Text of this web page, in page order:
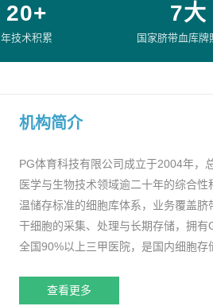
20+
年技术积累
7大
国家脐带血库牌
机构简介
PG体育科技有限公司成立于2004年，
医学与生物技术领域逾二十年的综合
温储存标准的细胞库体系，业务覆盖
干细胞的采集、处理与长期存储，拥
全国90%以上三甲医院，是国内细胞存
查看更多